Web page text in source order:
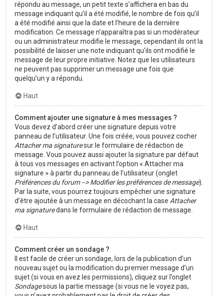
répondu au message, un petit texte s’affichera en bas du
message indiquant qu’il a été modifié, le nombre de fois qu’il
a été modifié ainsi que la date et l’heure de la dernière
modification. Ce message n’apparaîtra pas si un modérateur
ou un administrateur modifie le message, cependant ils ont la
possibilité de laisser une note indiquant qu’ils ont modifié le
message de leur propre initiative. Notez que les utilisateurs
ne peuvent pas supprimer un message une fois que
quelqu’un y a répondu.
Haut
Comment ajouter une signature à mes messages ?
Vous devez d’abord créer une signature depuis votre
panneau de l’utilisateur. Une fois créée, vous pouvez cocher
Attacher ma signaturesur le formulaire de rédaction de
message. Vous pouvez aussi ajouter la signature par défaut
à tous vos messages en activant l’option « Attacher ma
signature » à partir du panneau de l’utilisateur (onglet
Préférences du forum --> Modifier les préférences de message).
Par la suite, vous pourrez toujours empêcher une signature
d’être ajoutée à un message en décochant la case Attacher
ma signaturedans le formulaire de rédaction de message.
Haut
Comment créer un sondage ?
Il est facile de créer un sondage, lors de la publication d’un
nouveau sujet ou la modification du premier message d’un
sujet (si vous en avez les permissions), cliquez sur l’onglet
Sondagesous la partie message (si vous ne le voyez pas,